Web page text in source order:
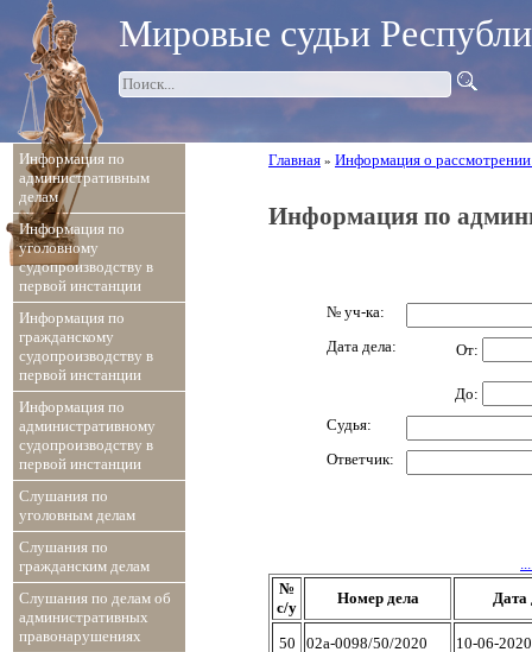
Информация по
административным
делам
Информация по
уголовному
судопроизводству в
первой инстанции
Информация по
гражданскому
судопроизводству в
первой инстанции
Информация по
административному
судопроизводству в
первой инстанции
Слушания по
уголовным делам
Слушания по
гражданским делам
Слушания по делам об
административных
правонарушениях
Мировые судьи
Главная » Информация о рассмотрении
Информация по
№ уч-ка:
Дата дела:
От:
До:
Судья:
Ответчик:
№
с/у
Номер дела Дата
50 02а-0098/50/2020 10-06-2020